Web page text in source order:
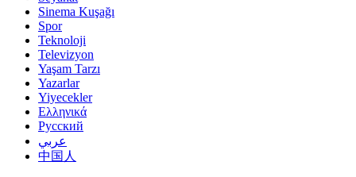
Sinema Kuşağı
Spor
Teknoloji
Televizyon
Yaşam Tarzı
Yazarlar
Yiyecekler
Ελληνικά
Русский
عربي
中国人